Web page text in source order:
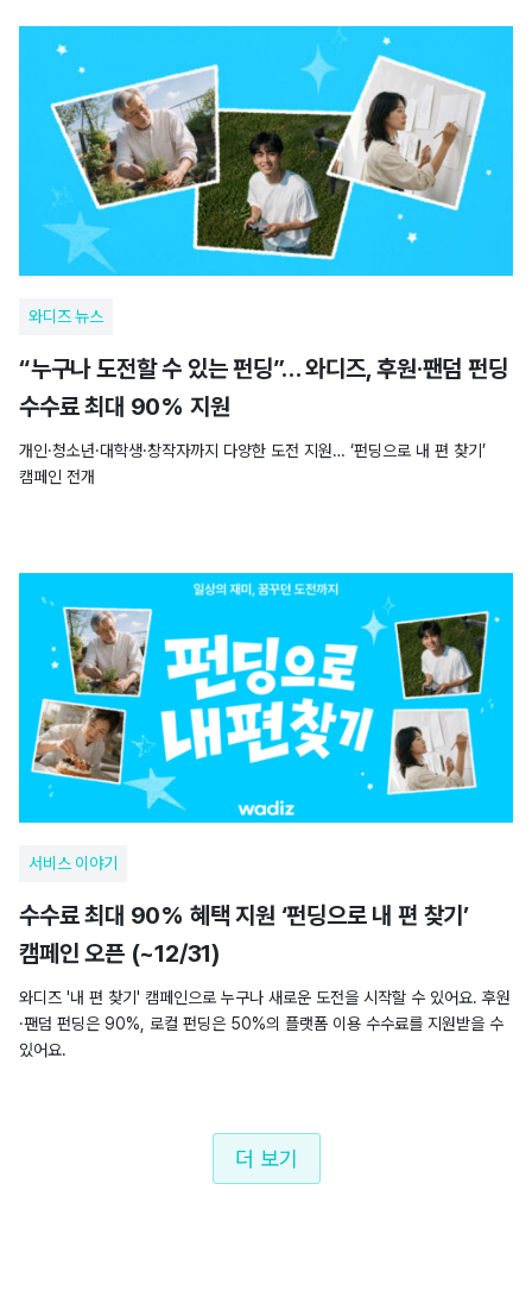
와디즈 뉴스
“누구나 도전할 수 있는 펀딩”… 와디즈, 후원·팬덤 펀딩
수수료 최대 90% 지원
개인·청소년·대학생·창작자까지 다양한 도전 지원… ‘펀딩으로 내 편 찾기’
캠페인 전개
서비스 이야기
수수료 최대 90% 혜택 지원 ‘펀딩으로 내 편 찾기’
캠페인 오픈 (~12/31)
와디즈 '내 편 찾기' 캠페인으로 누구나 새로운 도전을 시작할 수 있어요. 후원
·팬덤 펀딩은 90%, 로컬 펀딩은 50%의 플랫폼 이용 수수료를 지원받을 수
있어요.
더 보기